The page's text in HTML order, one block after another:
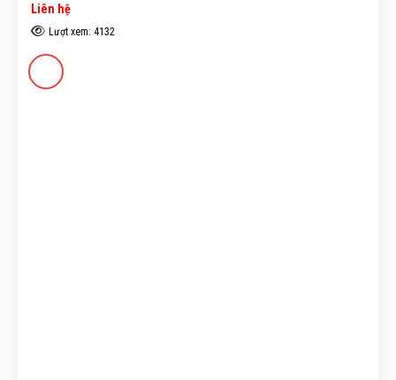
Liên hệ
Lượt xem: 4132